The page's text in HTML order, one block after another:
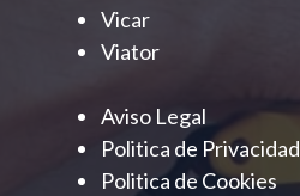
Vicar
Viator
Aviso Legal
Politica de Privacidad
Politica de Cookies